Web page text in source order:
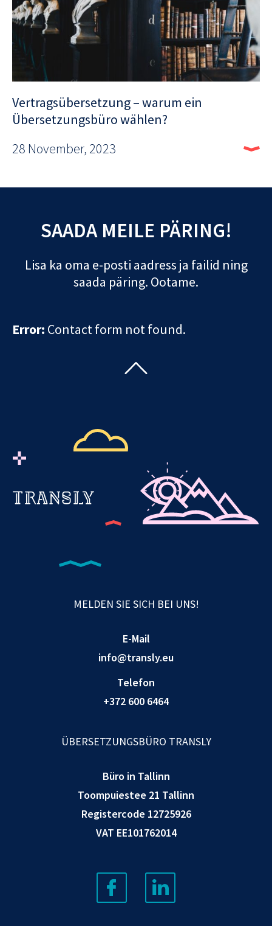
Vertragsübersetzung – warum ein
Übersetzungsbüro wählen?
28 November, 2023
SAADA MEILE PÄRING!
Lisa ka oma e-posti aadress ja failid ning
saada päring. Ootame.
Error: Contact form not found.
MELDEN SIE SICH BEI UNS!
E-Mail
info@transly.eu
Telefon
+372 600 6464
ÜBERSETZUNGSBÜRO TRANSLY
Büro in Tallinn
Toompuiestee 21 Tallinn
Registercode 12725926
VAT EE101762014